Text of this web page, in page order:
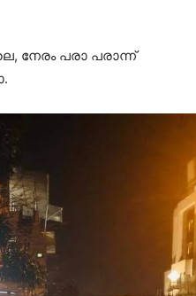
നേരം പരാ പരാന്ന്